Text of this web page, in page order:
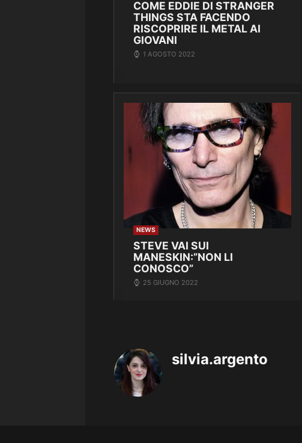
COME EDDIE DI STRANGER
THINGS STA FACENDO
RISCOPRIRE IL METAL AI
GIOVANI
1 AGOSTO 2022
NEWS
STEVE VAI SUI
MANESKIN:”NON LI
CONOSCO”
25 GIUGNO 2022
silvia.argento